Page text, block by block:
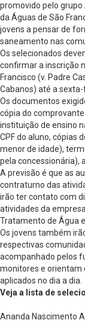
promovido pelo
da Águas de São
jovens a pensar de
saneamento nas
Os selecionados
confirmar a inscrição
Francisco (v. Padre
Cabanos) até a
Os documentos
cópia do
instituição de ensino
CPF do aluno, cópias
menor de idade),
pela concessionária),
A previsão é que as
contraturno das
irão ter contato com
atividades da
Tratamento de Água e
Os jovens também
respectivas
acompanhado pelos
monitores e orientam
aplicados no dia a dia.
Veja a lista de
Ananda Nascimento